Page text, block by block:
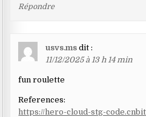
Répondre
usvs.ms dit :
11/12/2025 à 13 h 14 min
fun roulette
References:
https://hero-cloud-stg-